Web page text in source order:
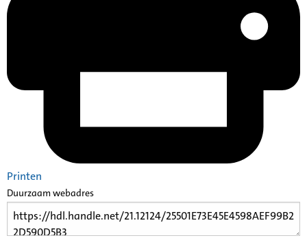
Printen
Duurzaam webadres